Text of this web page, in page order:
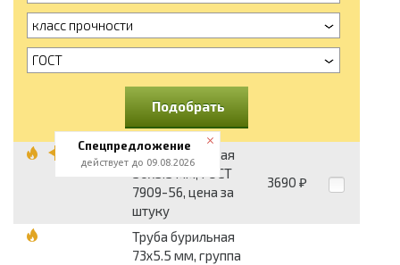
класс прочности
ГОСТ
Подобрать
Труба бурильная
50х5.5 мм, ГОСТ
7909-56, цена за
штуку
3690 ₽
Труба бурильная
73х5.5 мм, группа
Спецпредложение
действует до 09.08.2026